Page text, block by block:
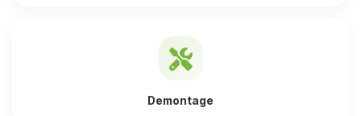
Demontage